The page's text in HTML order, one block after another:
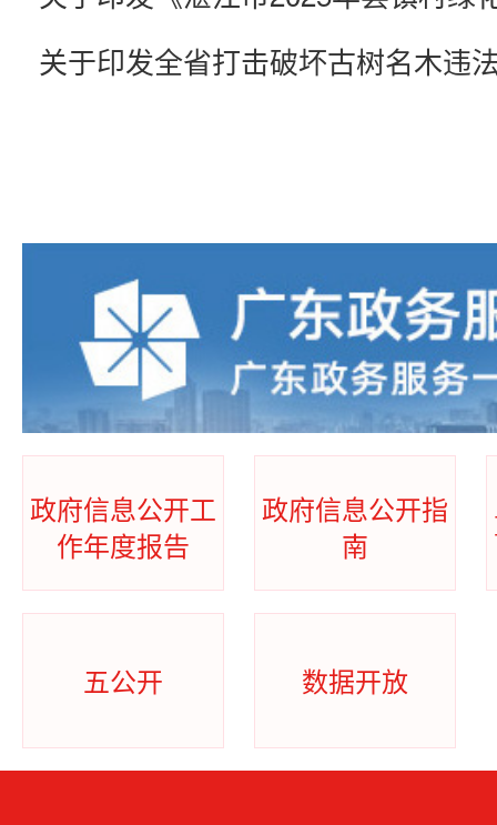
政府信息公开工
作年度报告
政府信息公开指
南
五公开 数据开放